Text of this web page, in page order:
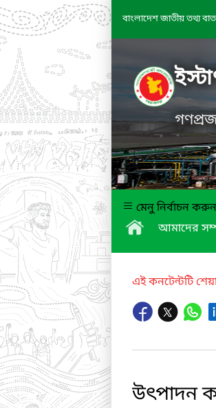
বাংলাদেশ জাতীয় তথ্য
মেনু নির্বাচন করুন
আমাদের
এই কনটেন্টটি
উৎপাদন